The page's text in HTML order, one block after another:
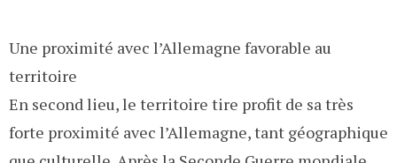
Une proximité avec l’Allemagne favorable au
territoire
En second lieu, le territoire tire profit de sa très
forte proximité avec l’Allemagne, tant géographique